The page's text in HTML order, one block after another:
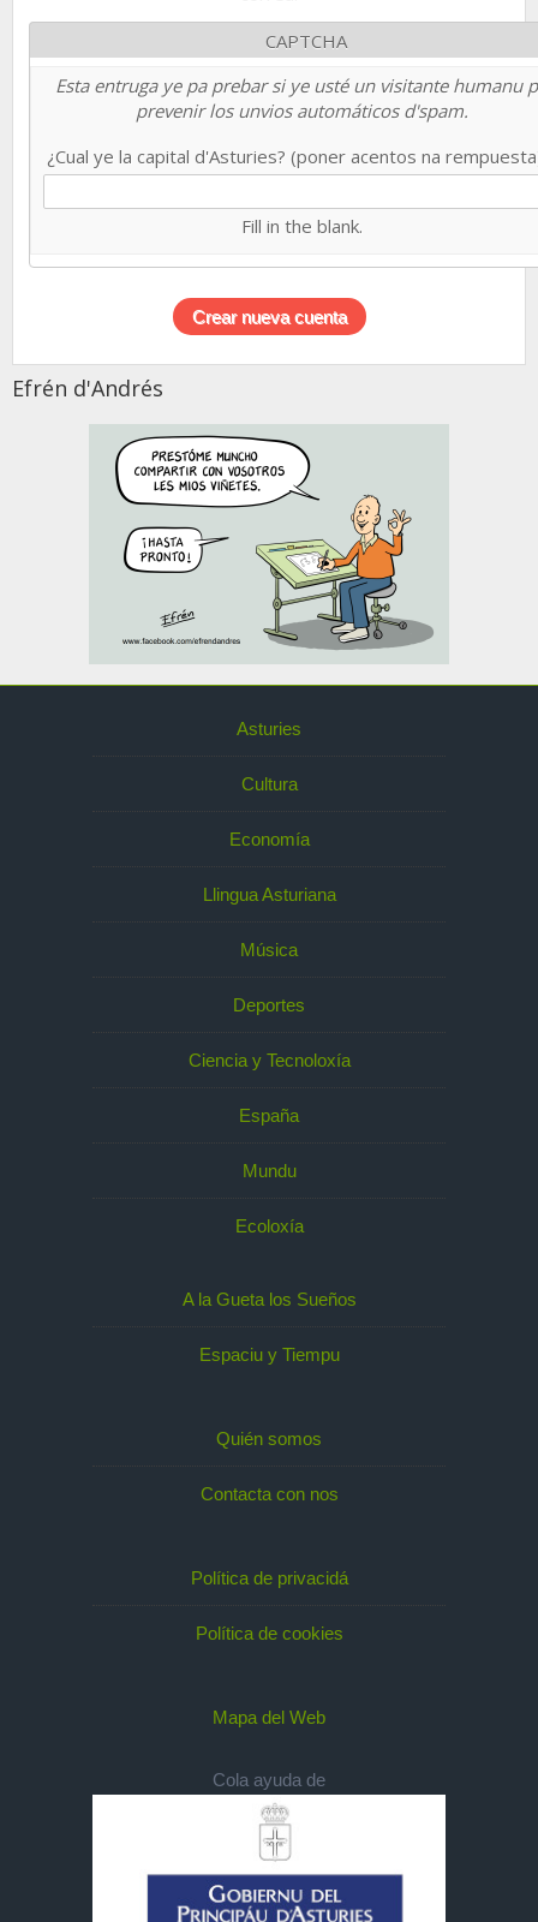
CAPTCHA
Esta entruga ye pa prebar si ye usté un visitante humanu
prevenir los unvios automáticos d'spam.
¿Cual ye la capital d'Asturies? (poner acentos na
Fill in the blank.
Efrén d'Andrés
Asturies
Cultura
Economía
Llingua Asturiana
Música
Deportes
Ciencia y Tecnoloxía
España
Mundu
Ecoloxía
A la Gueta los Sueños
Espaciu y Tiempu
Quién somos
Contacta con nos
Política de privacidá
Política de cookies
Mapa del Web
Cola ayuda de